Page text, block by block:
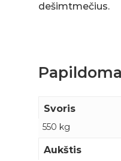
dešimtmečius.
Svoris
550 kg
Aukštis